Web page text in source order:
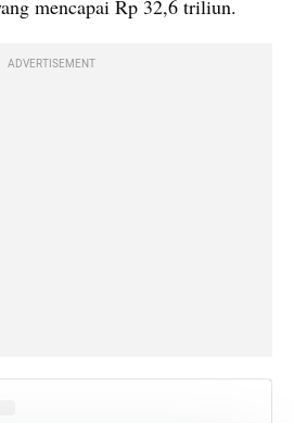
mencapai Rp 32,6 triliun.
ADVERTISEMENT